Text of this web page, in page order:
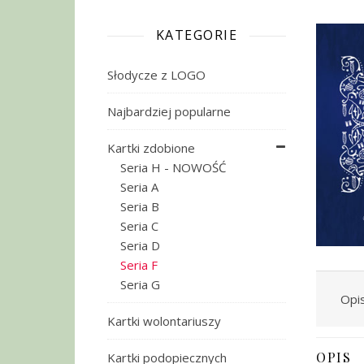
KATEGORIE
Słodycze z LOGO
Najbardziej popularne
Kartki zdobione
Seria H - NOWOŚĆ
Seria A
Seria B
Seria C
Seria D
Seria F
Seria G
Kartki wolontariuszy
Kartki podopiecznych OPIS